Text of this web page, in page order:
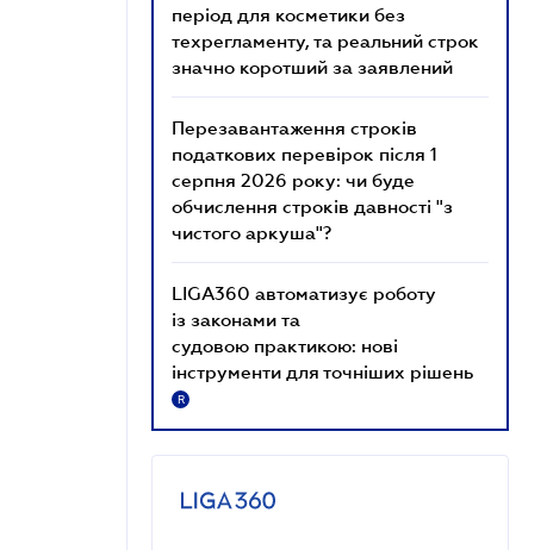
період для косметики без
техрегламенту, та реальний строк
значно коротший за заявлений
Перезавантаження строків
податкових перевірок після 1
серпня 2026 року: чи буде
обчислення строків давності "з
чистого аркуша"?
LIGA360 автоматизує роботу
із законами та
судовою практикою: нові
інструменти для точніших рішень
R